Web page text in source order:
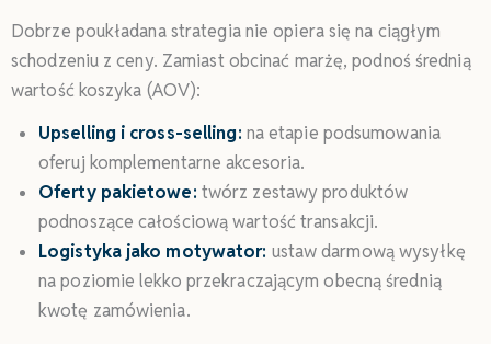
Dobrze poukładana strategia nie opiera się na ciągłym
schodzeniu z ceny. Zamiast obcinać marżę, podnoś średnią
wartość koszyka (AOV):
Upselling i cross-selling: na etapie podsumowania
oferuj komplementarne akcesoria.
Oferty pakietowe: twórz zestawy produktów
podnoszące całościową wartość transakcji.
Logistyka jako motywator: ustaw darmową wysyłkę
na poziomie lekko przekraczającym obecną średnią
kwotę zamówienia.